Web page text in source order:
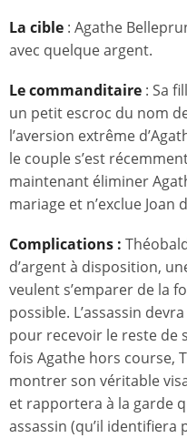
La cible : Agathe
avec quelque argent.
Le commanditaire : Sa
un petit escroc du nom
l’aversion extrême
le couple s’est
maintenant éliminer
mariage et n’exclue Joan
Complications :
d’argent à disposition,
veulent s’emparer de la
possible. L’assassin
pour recevoir le reste de
fois Agathe hors course,
montrer son véritable
et rapportera à la garde
assassin (qu’il identifiera